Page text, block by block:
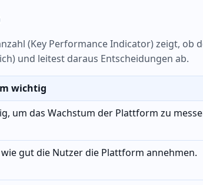
(Key Performance Indicator) zeigt,
und leitest daraus Entscheidungen ab.
wichtig
um das Wachstum der Plattform zu
gut die Nutzer die Plattform annehmen.